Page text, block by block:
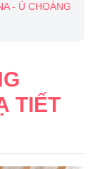
- Ủ CHOÀNG
TIẾT